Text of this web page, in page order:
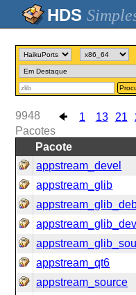
1 13 21
9948
Pacotes
Pacote
appstream_devel
appstream_glib
appstream_qt6
appstream_source